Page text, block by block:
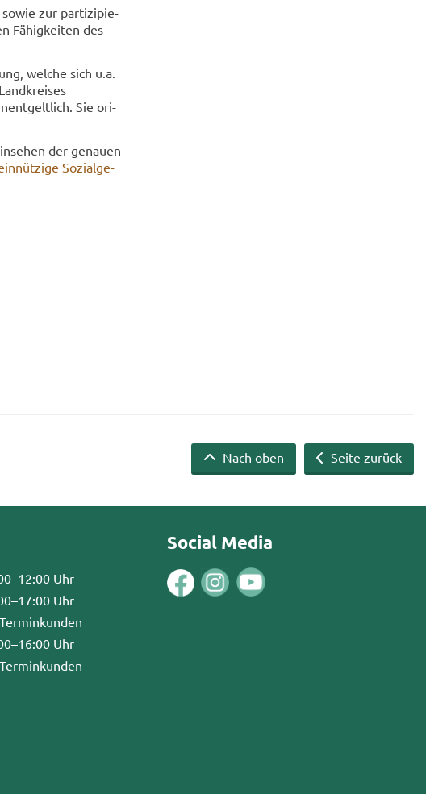
sowie zur par­ti­zi­pie­
Fä­hig­kei­ten des
wel­che sich u.a.
Sie ori­
der ge­nau­en
So­zi­al­ge­
Seite zurück
Nach oben
Uhr
Uhr
Uhr
Social Media